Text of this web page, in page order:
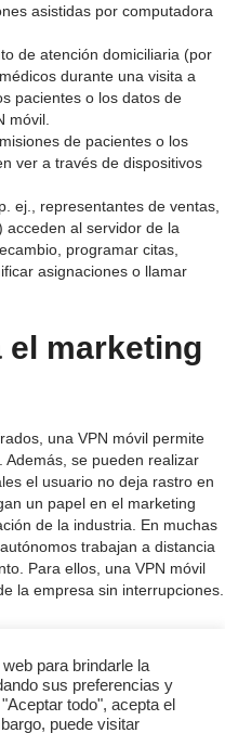
asistidas por computadora
de atención domiciliaria (por
durante una visita a
pacientes o los datos de
móvil.
de pacientes o los
ver a través de dispositivos
ej., representantes de ventas,
acceden al servidor de la
programar citas,
asignaciones o llamar
el marketing
una VPN móvil permite
se pueden realizar
el usuario no deja rastro en
un papel en el marketing
de la industria. En muchas
trabajan a distancia
Para ellos, una VPN móvil
la empresa sin interrupciones.
para brindarle la
sus preferencias y
todo", acepta el
puede visitar